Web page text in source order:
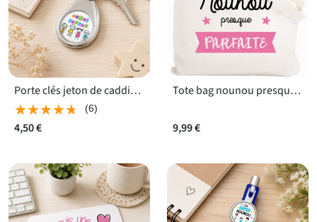
Porte clés jeton de caddie Nounou
★★★★★
★★★★★ (6)
4,50 €
Tote bag nounou presque parfaite
9,99 €